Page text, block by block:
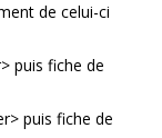
de celui-ci
puis fiche de
puis fiche de